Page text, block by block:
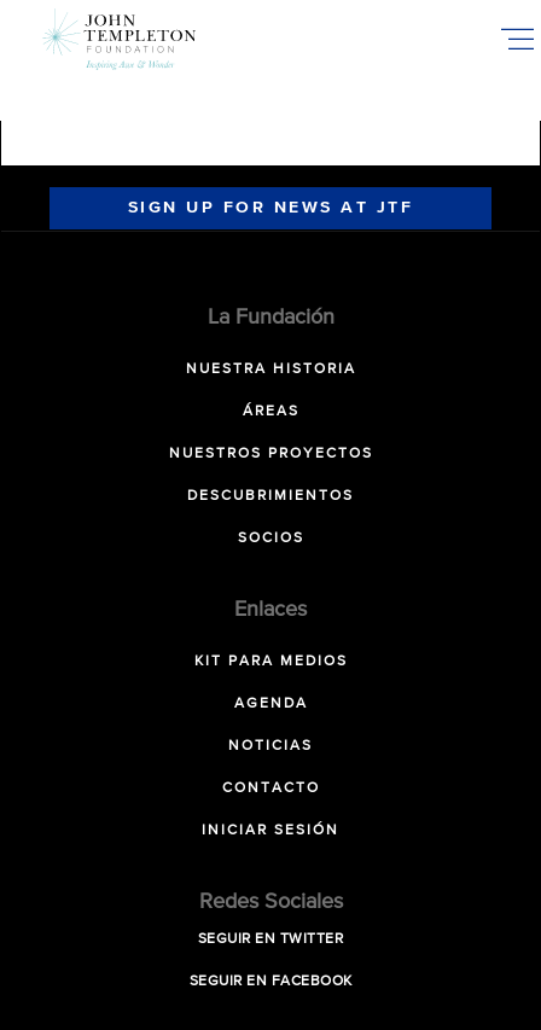
SIGN UP FOR NEWS AT JTF
La Fundación
NUESTRA HISTORIA
ÁREAS
NUESTROS PROYECTOS
DESCUBRIMIENTOS
SOCIOS
Enlaces
KIT PARA MEDIOS
AGENDA
NOTICIAS
CONTACTO
INICIAR SESIÓN
Redes Sociales
SEGUIR EN TWITTER
SEGUIR EN FACEBOOK